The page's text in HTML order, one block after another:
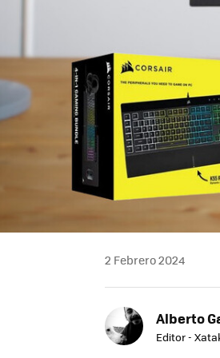
2 Febrero 2024
Alberto
Editor -